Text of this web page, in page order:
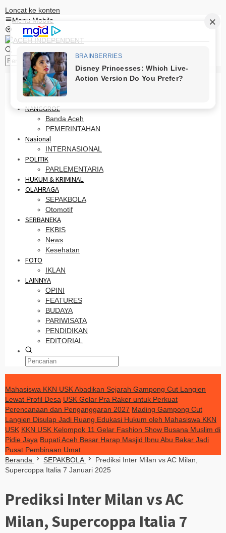
Loncat ke konten
Menu Mobile
HOME
PRO OTONOMI
NANGGROE
Banda Aceh
PEMERINTAHAN
Nasional
INTERNASIONAL
POLITIK
PARLEMENTARIA
HUKUM & KRIMINAL
OLAHRAGA
SEPAKBOLA
Otomotif
SERBANEKA
EKBIS
News
Kesehatan
FOTO
IKLAN
LAINNYA
OPINI
FEATURES
BUDAYA
PARIWISATA
PENDIDIKAN
EDITORIAL
Mahasiswa KKN USK Abadikan Sejarah Gampong Cut Langien
Lewat Profil Desa USK Gelar Pra Raker untuk Perkuat
Perencanaan dan Penganggaran 2027 Mading Gampong Cut
Langien Disulap Jadi Ruang Edukasi Hukum oleh Mahasiswa KKN
USK KKN USK Kelompok 11 Gelar Fashion Show Busana Muslim di
Pidie Jaya Bupati Aceh Besar Harap Masjid Ibnu Abu Bakar Jadi
Pusat Pembinaan Umat
Beranda
SEPAKBOLA
Prediksi Inter Milan vs AC Milan,
Supercoppa Italia 7 Januari 2025
Prediksi Inter Milan vs AC
Milan, Supercoppa Italia 7